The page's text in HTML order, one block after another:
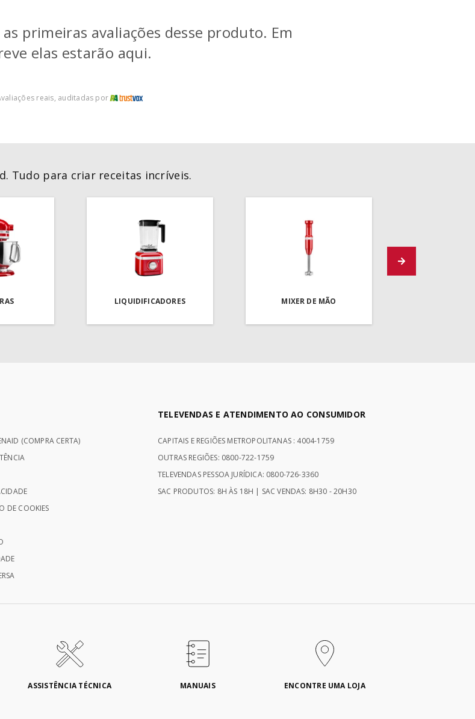
primeiras avaliações desse produto. Em
elas estarão aqui.
reais, auditadas por
Tudo para criar receitas incríveis.
LIQUIDIFICADORES MIXER DE MÃO
(COMPRA CERTA)
DE COOKIES
TELEVENDAS E ATENDIMENTO AO CONSUMIDOR
CAPITAIS E REGIÕES METROPOLITANAS : 4004-1759
OUTRAS REGIÕES: 0800-722-1759
TELEVENDAS PESSOA JURÍDICA: 0800-726-3360
SAC PRODUTOS: 8H ÀS 18H | SAC VENDAS: 8H30 - 20H30
ASSISTÊNCIA TÉCNICA MANUAIS ENCONTRE UMA LOJA